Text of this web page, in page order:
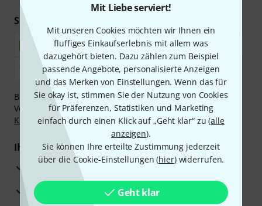
Mit Liebe serviert!
Mit unseren Cookies möchten wir Ihnen ein
fluffiges Einkaufserlebnis mit allem was
dazugehört bieten. Dazu zählen zum Beispiel
passende Angebote, personalisierte Anzeigen
und das Merken von Einstellungen. Wenn das für
Sie okay ist, stimmen Sie der Nutzung von Cookies
für Präferenzen, Statistiken und Marketing
einfach durch einen Klick auf „Geht klar“ zu (alle
anzeigen).
Sie können Ihre erteilte Zustimmung jederzeit
über die Cookie-Einstellungen (hier) widerrufen.
Geht klar
Sicher einkaufen & bezahlen
Bezahlen Sie vertraulich und sicher per Nachnahme,
Vorkasse, PayPal, Amazon Pay,Klarna Sofort bezahlen
Klarna Ratenzahlungoder Kreditkarte.
Ihre Vorteile
3 Jahre Thomann Garantie
30 Tage Money-Back-Garantie